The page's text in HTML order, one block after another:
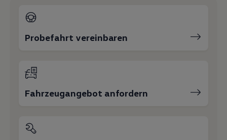
Probefahrt vereinbaren
Fahrzeugangebot anfordern